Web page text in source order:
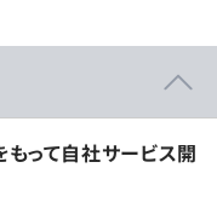
もって自社サービス開